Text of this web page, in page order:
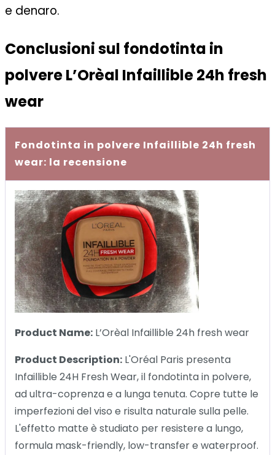
e denaro.
Conclusioni sul fondotinta in
polvere L’Orèal Infaillible 24h fresh
wear
Fondotinta in polvere Infaillible 24h fresh
wear: la recensione
Product Name: L’Orèal Infaillible 24h fresh wear
Product Description: L'Oréal Paris presenta
Infaillible 24H Fresh Wear, il fondotinta in polvere,
ad ultra-coprenza e a lunga tenuta. Copre tutte le
imperfezioni del viso e risulta naturale sulla pelle.
L'effetto matte è studiato per resistere a lungo,
formula mask-friendly, low-transfer e waterproof.